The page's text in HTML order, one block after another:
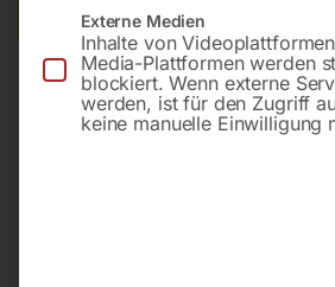
Andere Länder können abweichen.
In
Externe Medien
Inhalte von
Media-Plattformen werden
blockiert. Wenn externe
werden, ist für den Zugriff
keine manuelle Einwilligung